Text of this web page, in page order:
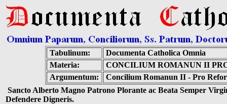
Tabulinum:
Documenta Catholica Omnia
Materia:
CONCILIUM ROMANUN II
Argumentum:
Concilium Romanun II - Pro
Sancto Alberto Magno Patrono Plorante ac Beata Semper
Defendere Digneris.